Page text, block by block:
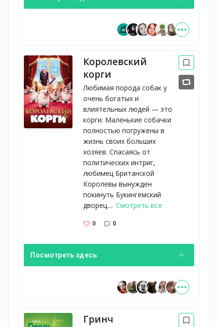
Королевский
корги
Любимая порода собак у
очень богатых и
влиятельных людей — это
корги. Маленькие собачки
полностью погружены в
жизнь своих больших
хозяев. Спасаясь от
политических интриг,
любимец Британской
Королевы вынужден
покинуть Букингемский
дворец.... Смотреть все
0 0
Посмотреть здесь
Гринч